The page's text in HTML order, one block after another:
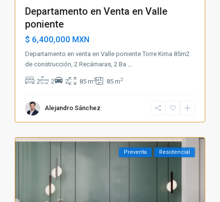
Departamento en Venta en Valle
poniente
$ 6,400,000 MXN
Departamento en venta en Valle poniente Torre Kima 85m2
de construcción, 2 Recámaras, 2 Ba
2 2 2 85 m2 85 m2
Alejandro Sánchez
Preventa Residencial